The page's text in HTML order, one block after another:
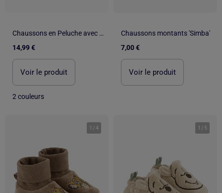
Chaussons en Peluche avec Oreilles Stitch en 3D
14,99 €
Voir le produit
2 couleurs
Chaussons montants 'Simba'
7,00 €
Voir le produit
1 /4 1 / 5